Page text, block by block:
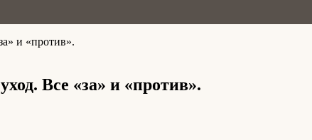
и «против».
Все «за» и «против».